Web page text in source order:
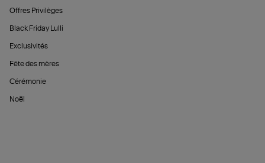
Offres Privilèges
Black Friday Lulli
Exclusivités
Fête des mères
Cérémonie
Noël